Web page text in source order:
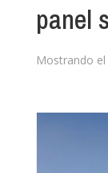
panel
Mostrando